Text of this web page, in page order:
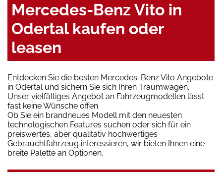
Mercedes-Benz Vito in
Odertal kaufen oder
leasen
Entdecken Sie die besten Mercedes-Benz Vito Angebote
in Odertal und sichern Sie sich Ihren Traumwagen.
Unser vielfältiges Angebot an Fahrzeugmodellen lässt
fast keine Wünsche offen.
Ob Sie ein brandneues Modell mit den neuesten
technologischen Features suchen oder sich für ein
preiswertes, aber qualitativ hochwertiges
Gebrauchtfahrzeug interessieren, wir bieten Ihnen eine
breite Palette an Optionen.